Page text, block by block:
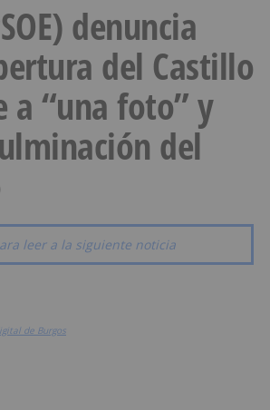
denuncia
del Castillo
a “una foto” y
del
leer a la siguiente noticia
de Burgos